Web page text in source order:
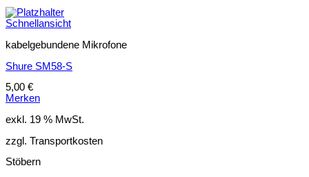
Schnellansicht
kabelgebundene Mikrofone
Shure SM58-S
5,00 €
Merken
exkl. 19 % MwSt.
zzgl. Transportkosten
Stöbern